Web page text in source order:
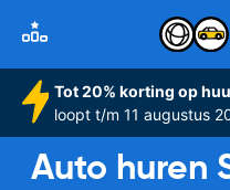
Tot 20% korting op
loopt t/m 11 augustus
Auto huren